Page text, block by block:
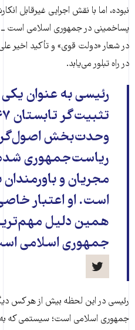
پساخمینی در جمهوری اسلامی است
در شعار «دولت قوی» و تأکید اخیر
در راه تبلور می‌یابد.
رئیسی به عنوان
وحدت‌بخش
ریاست‌جمهوری شده
مجریان و
است. او اعتبار
همین دلیل
جمهوری اسلامی
رئیسی در این لحظه بیش از هر کس
جمهوری اسلامی است؛ سیستمی که به